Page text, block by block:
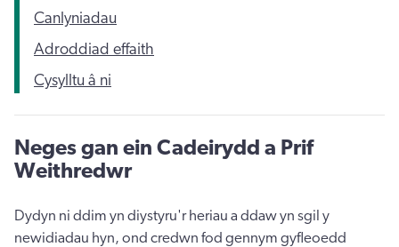
Canlyniadau
Adroddiad effaith
Cysylltu â ni
Neges gan ein Cadeirydd a Prif
Weithredwr
Dydyn ni ddim yn diystyru'r heriau a ddaw yn sgil y
newidiadau hyn, ond credwn fod gennym gyfleoedd